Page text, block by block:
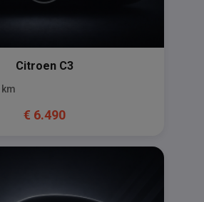
Citroen C3
km
€ 6.490